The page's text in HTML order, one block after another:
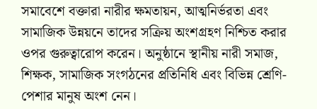
সমাবেশে বক্তারা নারীর ক্ষমতায়ন, আত্মনির্ভরতা এবং
সামাজিক উন্নয়নে তাদের সক্রিয় অংশগ্রহণ নিশ্চিত করার
ওপর গুরুত্বারোপ করেন। অনুষ্ঠানে স্থানীয় নারী সমাজ,
শিক্ষক, সামাজিক সংগঠনের প্রতিনিধি এবং বিভিন্ন শ্রেণি-
পেশার মানুষ অংশ নেন।